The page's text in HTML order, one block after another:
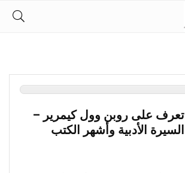
تعرف على روبن وول كيمرير –
السيرة الأدبية وأشهر الكتب